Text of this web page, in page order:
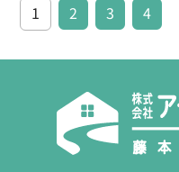
1 2 3 4